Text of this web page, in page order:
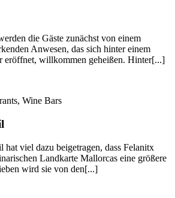
die Gäste zunächst von einem
Anwesen, das sich hinter einem
eröffnet, willkommen geheißen. Hinter[...]
Wine Bars
hat viel dazu beigetragen, dass Felanitx
Landkarte Mallorcas eine größere
wird sie von den[...]